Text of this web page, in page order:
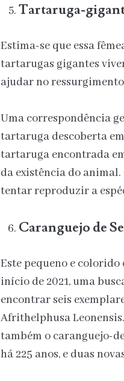
Tartaruga-
Estima-se que essa
tartarugas gigantes
ajudar no
Uma correspondência
tartaruga descoberta
tartaruga encontrada
da existência do
tentar reproduzir a
Caranguejo de
Este pequeno e colorido
início de 2021, uma
encontrar seis
Afrithelphusa
também o caranguejo-
há 225 anos, e duas